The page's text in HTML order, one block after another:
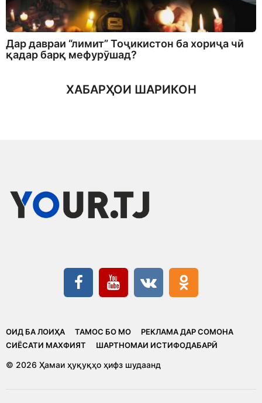
Дар давраи “лимит” Тоҷикистон ба хориҷа чӣ
қадар барқ мефурӯшад?
ХАБАРҲОИ ШАРИКОН
ОИД БА ЛОИҲА ТАМОС БО МО
РЕКЛАМА ДАР СОМОНА
CИЁСАТИ МАХФИЯТ
ШАРТНОМАИ ИСТИФОДАБАРӢ
© 2026 Ҳамаи ҳуқуқҳо ҳифз шудаанд